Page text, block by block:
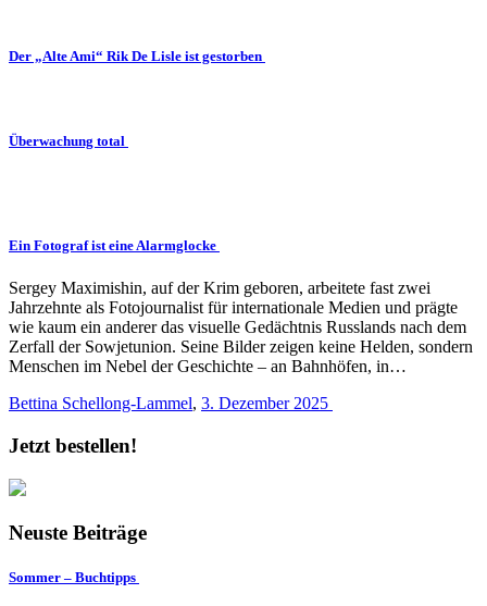
Der „Alte Ami“ Rik De Lisle ist gestorben
Überwachung total
Ein Fotograf ist eine Alarmglocke
Sergey Maximishin, auf der Krim geboren, arbeitete fast zwei
Jahrzehnte als Fotojournalist für internationale Medien und prägte
wie kaum ein anderer das visuelle Gedächtnis Russlands nach dem
Zerfall der Sowjetunion. Seine Bilder zeigen keine Helden, sondern
Menschen im Nebel der Geschichte – an Bahnhöfen, in…
Bettina Schellong-Lammel, 3. Dezember 2025
Jetzt bestellen!
Neuste Beiträge
Sommer – Buchtipps